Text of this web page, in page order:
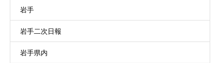
岩手
岩手二次日報
岩手県内